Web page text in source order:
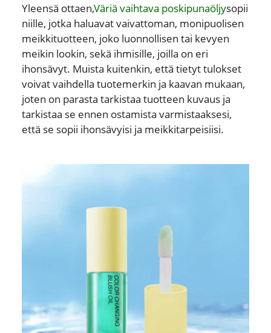
Yleensä ottaen,Väriä vaihtava poskipunaöljysopii
niille, jotka haluavat vaivattoman, monipuolisen
meikkituotteen, joko luonnollisen tai kevyen
meikin lookin, sekä ihmisille, joilla on eri
ihonsävyt. Muista kuitenkin, että tietyt tulokset
voivat vaihdella tuotemerkin ja kaavan mukaan,
joten on parasta tarkistaa tuotteen kuvaus ja
tarkistaa se ennen ostamista varmistaaksesi,
että se sopii ihonsävyisi ja meikkitarpeisiisi.